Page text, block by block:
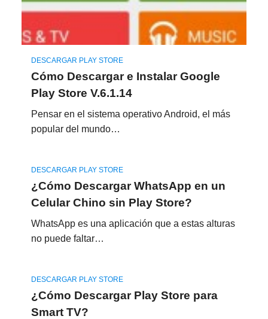
DESCARGAR PLAY STORE
Cómo Descargar e Instalar Google
Play Store V.6.1.14
Pensar en el sistema operativo Android, el más
popular del mundo…
DESCARGAR PLAY STORE
¿Cómo Descargar WhatsApp en un
Celular Chino sin Play Store?
WhatsApp es una aplicación que a estas alturas
no puede faltar…
DESCARGAR PLAY STORE
¿Cómo Descargar Play Store para
Smart TV?